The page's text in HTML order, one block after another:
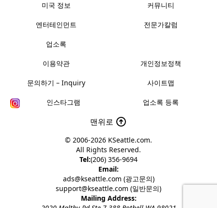
미국 정보 커뮤니티
엔터테인먼트 전문가칼럼
업소록
이용약관 개인정보정책
문의하기 – Inquiry 사이트맵
인스타그램 업소록 등록
맨위로
© 2006-2026 KSeattle.com.
All Rights Reserved.
Tel:(206) 356-9694
Email:
ads@kseattle.com (광고문의)
support@kseattle.com (일반문의)
Mailing Address: